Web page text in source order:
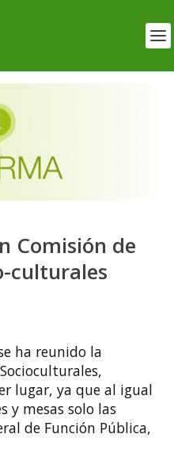
Comisión de
culturales
ha reunido la
lugar, ya que al igual
y mesas solo las
de Función Pública,